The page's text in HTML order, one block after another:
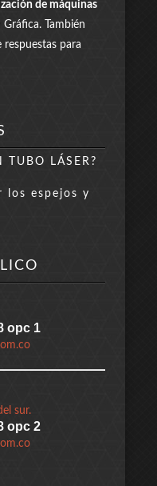
de máquinas
También
para
TUBO LÁSER?
los espejos y
opc 1
sur.
opc 2